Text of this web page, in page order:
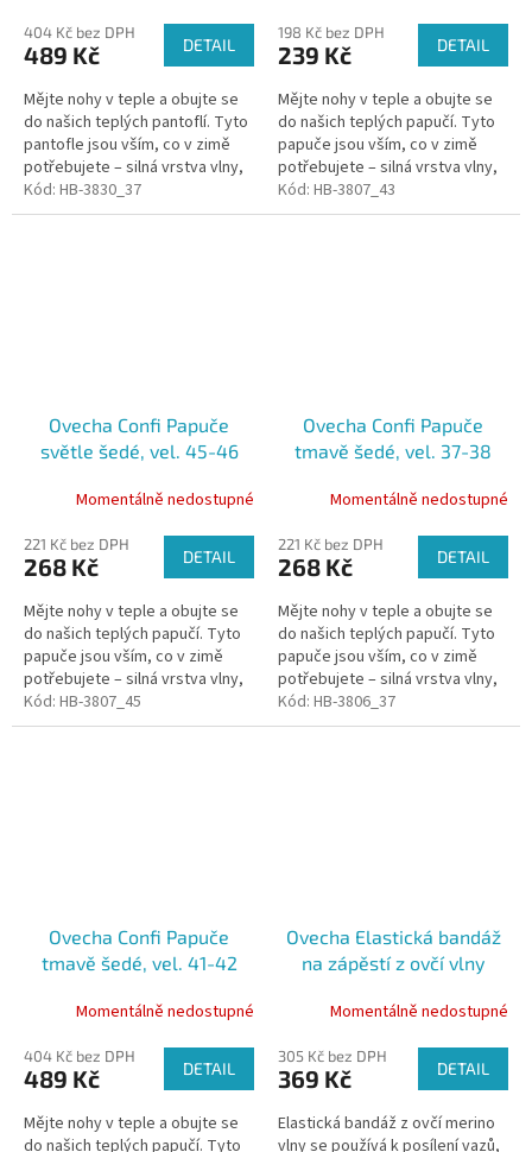
404 Kč bez DPH
489 Kč DETAIL
Mějte nohy v teple a obujte se
do našich teplých pantoflí. Tyto
pantofle jsou vším, co v zimě
potřebujete – silná vrstva vlny,
která izoluje chlad od spodní
části. Pantofle jsou...
Kód: HB-3830_37
198 Kč bez DPH
239 Kč DETAIL
Mějte nohy v teple a obujte se
do našich teplých papučí. Tyto
papuče jsou vším, co v zimě
potřebujete – silná vrstva vlny,
která izoluje chlad od spodní
části. Papuče jsou...
Kód: HB-3807_43
Ovecha Confi Papuče
světle šedé, vel. 45-46
Momentálně nedostupné
221 Kč bez DPH
268 Kč DETAIL
Mějte nohy v teple a obujte se
do našich teplých papučí. Tyto
papuče jsou vším, co v zimě
potřebujete – silná vrstva vlny,
která izoluje chlad od spodní
části. Papuče jsou...
Kód: HB-3807_45
Ovecha Confi Papuče
tmavě šedé, vel. 37-38
Momentálně nedostupné
221 Kč bez DPH
268 Kč DETAIL
Mějte nohy v teple a obujte se
do našich teplých papučí. Tyto
papuče jsou vším, co v zimě
potřebujete – silná vrstva vlny,
která izoluje chlad od spodní
části. Papuče jsou...
Kód: HB-3806_37
Ovecha Confi Papuče
tmavě šedé, vel. 41-42
Momentálně nedostupné
404 Kč bez DPH
489 Kč DETAIL
Mějte nohy v teple a obujte se
do našich teplých papučí. Tyto
Ovecha Elastická bandáž
na zápěstí z ovčí vlny
Momentálně nedostupné
305 Kč bez DPH
369 Kč DETAIL
Elastická bandáž z ovčí merino
vlny se používá k posílení vazů,